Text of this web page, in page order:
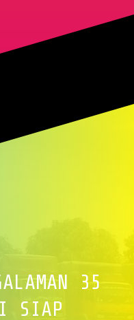
35
SIAP